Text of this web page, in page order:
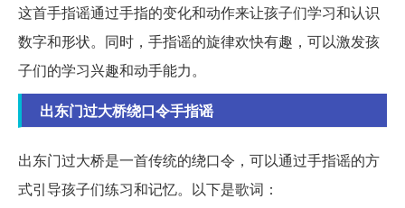
这首手指谣通过手指的变化和动作来让孩子们学习和认识
数字和形状。同时，手指谣的旋律欢快有趣，可以激发孩
子们的学习兴趣和动手能力。
出东门过大桥绕口令手指谣
出东门过大桥是一首传统的绕口令，可以通过手指谣的方
式引导孩子们练习和记忆。以下是歌词：